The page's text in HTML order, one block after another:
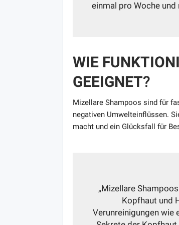
einmal pro Woche
WIE
GEEIGNET?
Mizellare Shampoos sind für
negativen Umwelteinflüssen.
macht und ein Glücksfall für
„Mizellare
Kopfhaut und
Verunreinigungen wie